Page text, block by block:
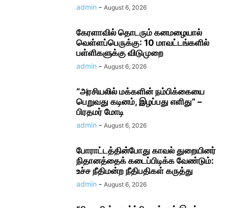
admin - August 6, 2026
கேரளாவில் தொடரும் கனமழையால்
வெள்ளப்பெருக்கு: 10 மாவட்டங்களில்
பள்ளிகளுக்கு விடுமுறை
admin - August 6, 2026
“அரசியலில் மக்களின் நம்பிக்கையை
பெறுவது கடினம், இழப்பது எளிது” –
பிரதமர் மோடி
admin - August 6, 2026
போராட்டத்தின்போது காவல் துறையினர்
நிதானத்தைக் கடைப்பிடிக்க வேண்டும்:
உச்ச நீதிமன்ற நீதிபதிகள் கருத்து
admin - August 6, 2026